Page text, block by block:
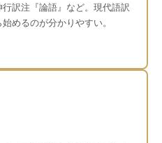
訳注『論語』など。現代語訳
めるのが分かりやすい。